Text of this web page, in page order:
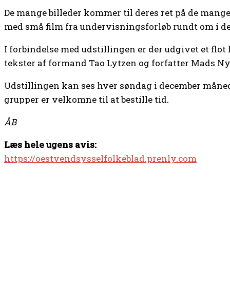
De mange billeder kommer til deres ret på de
med små film fra undervisningsforløb rundt om i
I forbindelse med udstillingen er der udgivet et flot
tekster af formand Tao Lytzen og forfatter Mads
Udstillingen kan ses hver søndag i december
grupper er velkomne til at bestille tid.
ÅB
Læs hele ugens avis:
https://oestvendsysselfolkeblad.prenly.com